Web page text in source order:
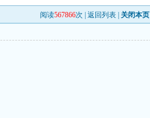
阅读567866次 |返回列表 关闭本页